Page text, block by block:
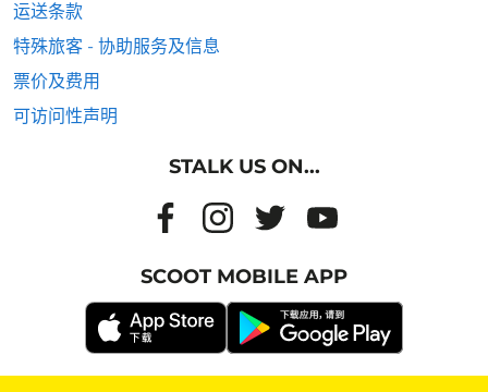
运送条款
特殊旅客 - 协助服务及信息
票价及费用
可访问性声明
STALK US ON...
SCOOT MOBILE APP